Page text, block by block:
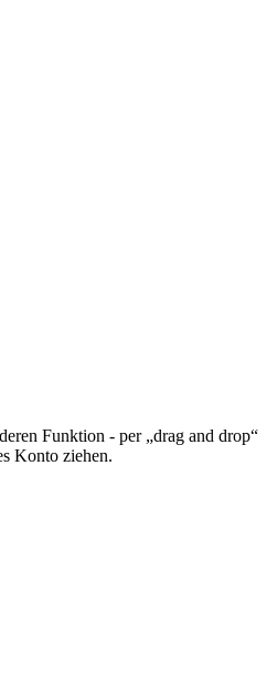
Funktion - per „drag and drop“
Konto ziehen.